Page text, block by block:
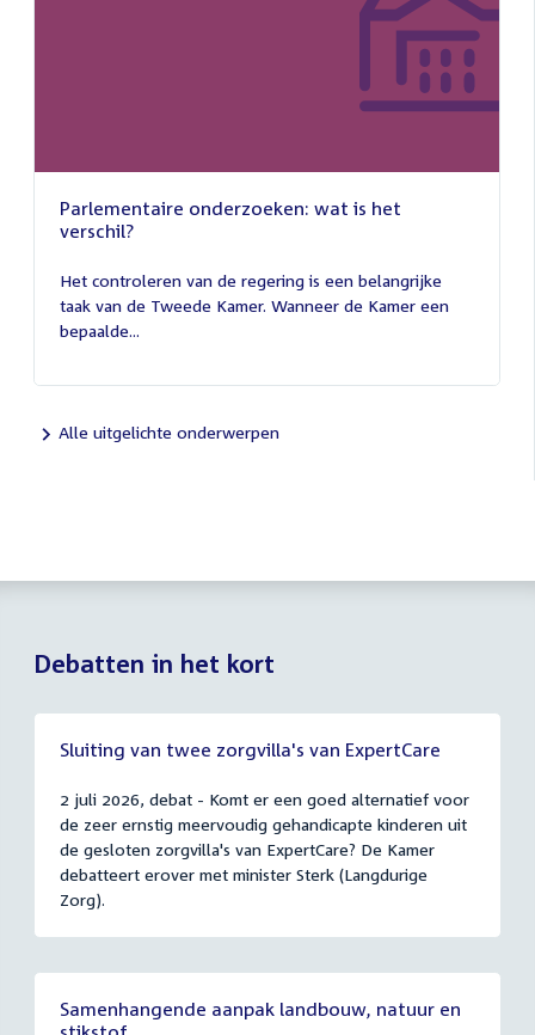
Parlementaire onderzoeken: wat is het
verschil?
juli
2026
Het controleren van de regering is een belangrijke
taak van de Tweede Kamer. Wanneer de Kamer een
bepaalde...
Alle uitgelichte onderwerpen
Debatten in het kort
Sluiting van twee zorgvilla's van ExpertCare
2 juli 2026, debat - Komt er een goed alternatief voor
de zeer ernstig meervoudig gehandicapte kinderen uit
de gesloten zorgvilla's van ExpertCare? De Kamer
debatteert erover met minister Sterk (Langdurige
Zorg).
Samenhangende aanpak landbouw, natuur en